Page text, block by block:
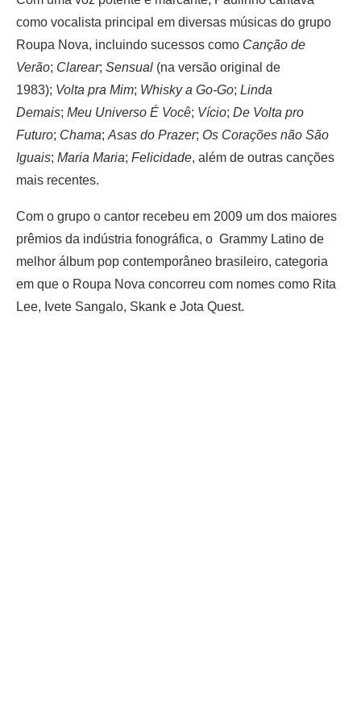
como vocalista principal em diversas músicas do grupo
Roupa Nova, incluindo sucessos como Canção de
Verão; Clarear; Sensual (na versão original de
1983); Volta pra Mim; Whisky a Go-Go; Linda
Demais; Meu Universo É Você; Vício; De Volta pro
Futuro; Chama;Asas do Prazer; Os Corações não São
Iguais; Maria Maria; Felicidade, além de outras canções
mais recentes.
Com o grupo o cantor recebeu em 2009 um dos maiores
prêmios da indústria fonográfica, o Grammy Latino de
melhor álbum pop contemporâneo brasileiro, categoria
em que o Roupa Nova concorreu com nomes como Rita
Lee, Ivete Sangalo, Skank e Jota Quest.